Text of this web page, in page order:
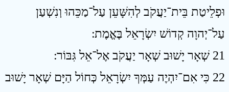
וּפְלֵיטַת בֵּית־יַעֲקֹב לְהִשָּׁעֵן עַל־מַכֵּהוּ וְנִשְׁעַן
עַל־יְהוָה קְדוֹשׁ יִשְׂרָאֵל בֶּאֱמֶת ׃
21 שְׁאָר יָשׁוּב שְׁאָר יַעֲקֹב אֶל־אֵל גִּבּוֹר ׃
22 כִּי אִם־יִהְיֶה עַמְּךָ יִשְׂרָאֵל כְּחוֹל הַיָּם שְׁאָר יָשׁוּב